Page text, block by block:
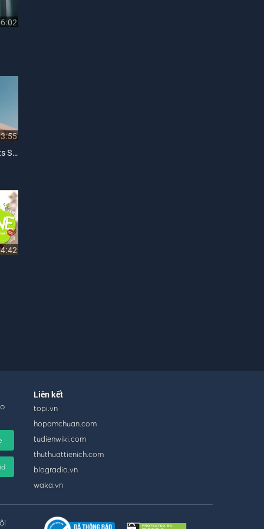
Tình Yêu Ở Lại (7 Deep Cuts Session)
Liên kết
topi.vn
hopamchuan.com
tudienwiki.com
thuthuattienich.com
blogradio.vn
waka.vn